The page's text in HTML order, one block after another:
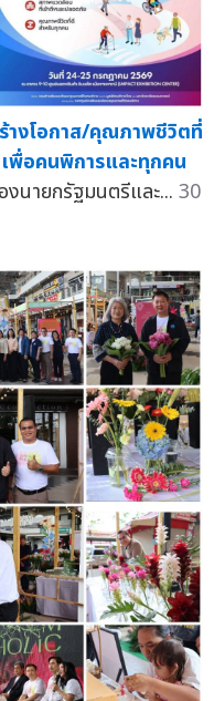
างโอกาส/คุณภาพชีวิตที่
พื่อคนพิการและทุกคน
นายกรัฐมนตรีและ... 30